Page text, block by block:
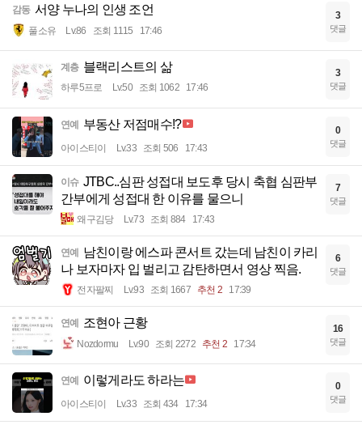
감동 서양 누나의 인생 조언
풀소유 Lv.86 조회 1115 17:46
3
댓글
계층 블랙리스트의 삶
하루5프로 Lv.50 조회 1062 17:46
3
댓글
연예 부동산 저점매수!?
아이스티이 Lv.33 조회 506 17:43
0
댓글
이슈 JTBC..심판 성접대 보도후 당시 축협 심판부
간부에게 성접대 한 이유를 물으니
왜구김당 Lv.73 조회 884 17:43
7
댓글
연예 남친이랑 에스파 콘서트 갔는데 남친이 카리
나 보자마자 입 벌리고 감탄하면서 영상 찍음.
전자팔찌 Lv.93 조회 1667 추천 2 17:39
6
댓글
연예 조현아 근황
Nozdormu Lv.90 조회 2272 추천 2 17:34
16
댓글
연예 이렇게라도 하라는
아이스티이 Lv.33 조회 434 17:34
0
댓글